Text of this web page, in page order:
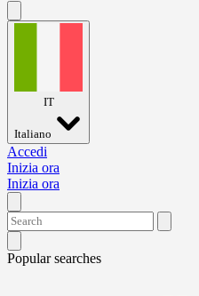
IT
Italiano
Accedi
Inizia ora
Inizia ora
Popular searches